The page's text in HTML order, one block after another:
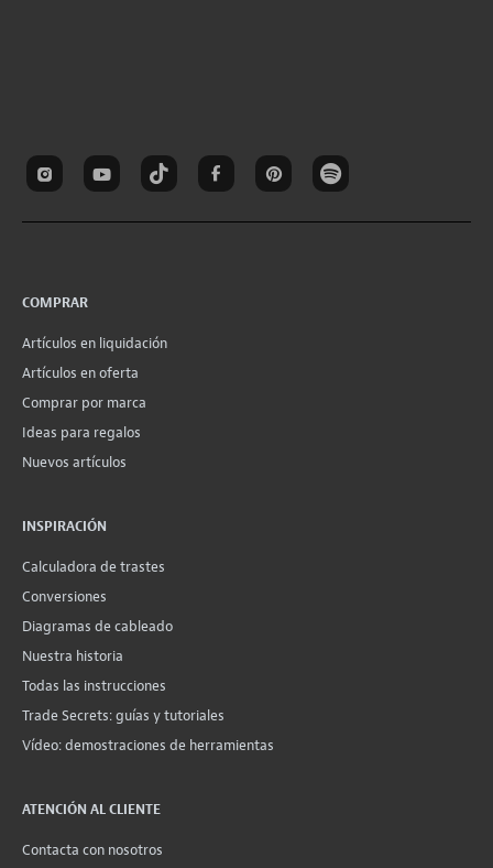
COMPRAR
Artículos en liquidación
Artículos en oferta
Comprar por marca
Ideas para regalos
Nuevos artículos
INSPIRACIÓN
Calculadora de trastes
Conversiones
Diagramas de cableado
Nuestra historia
Todas las instrucciones
Trade Secrets: guías y tutoriales
Vídeo: demostraciones de herramientas
ATENCIÓN AL CLIENTE
Contacta con nosotros